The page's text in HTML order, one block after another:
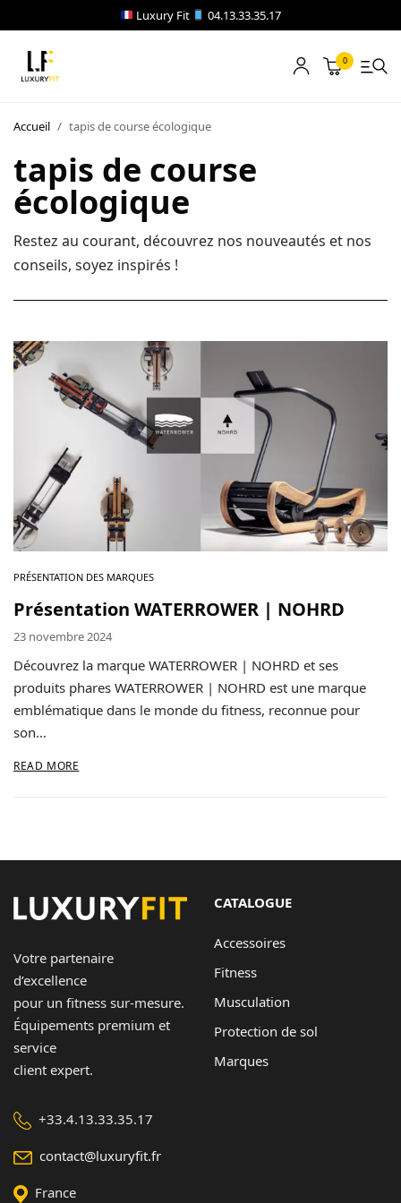
Luxury Fit 04.13.33.35.17
0
Accueil / tapis de course écologique
tapis de course
écologique
Restez au courant, découvrez nos nouveautés et nos
conseils, soyez inspirés !
PRÉSENTATION DES MARQUES
Présentation WATERROWER | NOHRD
23 novembre 2024
Découvrez la marque WATERROWER | NOHRD et ses
produits phares WATERROWER | NOHRD est une marque
emblématique dans le monde du fitness, reconnue pour
son…
READ MORE
Votre partenaire
d’excellence
pour un fitness sur-mesure.
Équipements premium et
service
client expert.
+33.4.13.33.35.17
contact@luxuryfit.fr
France
CATALOGUE
Accessoires
Fitness
Musculation
Protection de sol
Marques
LOCATION
NOTRE CATALOGUE
BLOG
A PROPOS
CONTACT
Blog
Boutique
A propos
Copyright © 2024 Luxury Fit. All rights reserved.